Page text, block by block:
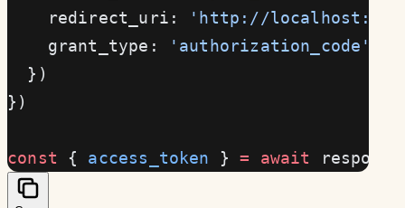
    redirect_uri:
'http://
    grant_type:
'authorization_code'
  })
})
const { access_token } = await